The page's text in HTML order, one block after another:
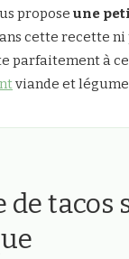
propose une
cette recette
parfaitement à
viande et
de